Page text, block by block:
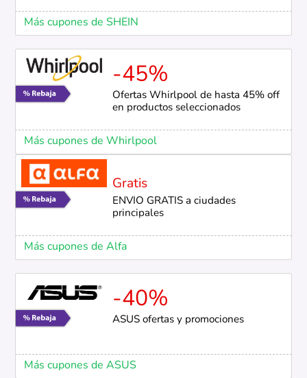
Más cupones de SHEIN
-45%
Ofertas Whirlpool de hasta 45% off
en productos seleccionados
Más cupones de Whirlpool
Gratis
ENVÍO GRATIS a ciudades
principales
Más cupones de Alfa
-40%
ASUS ofertas y promociones
Más cupones de ASUS